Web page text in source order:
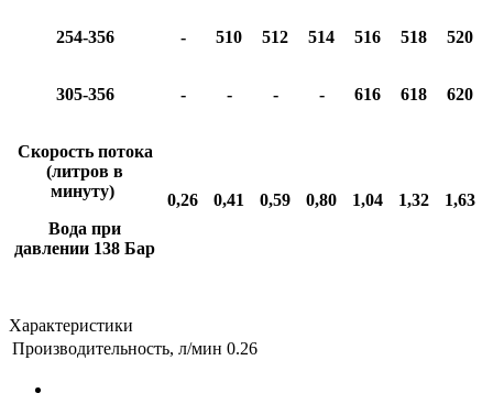
254-356 - 510 512 514 516 518 520
305-356 - - - - 616 618 620
Скорость потока
(литров в
минуту)
Вода при
давлении 138 Бар
0,26 0,41 0,59 0,80 1,04 1,32 1,63
Характеристики
Производительность, л/мин 0.26